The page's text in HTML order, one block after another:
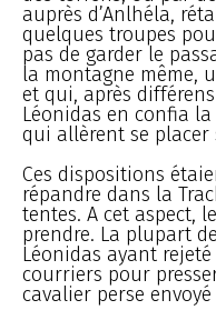
auprès d’Anlhéla,
quelques troupes
pas de garder le
la montagne même,
et qui, après
Léonidas en confia
qui allèrent se placer
Ces dispositions
répandre dans la
tentes. A cet aspect,
prendre. La plupart
Léonidas ayant
courriers pour
cavalier perse